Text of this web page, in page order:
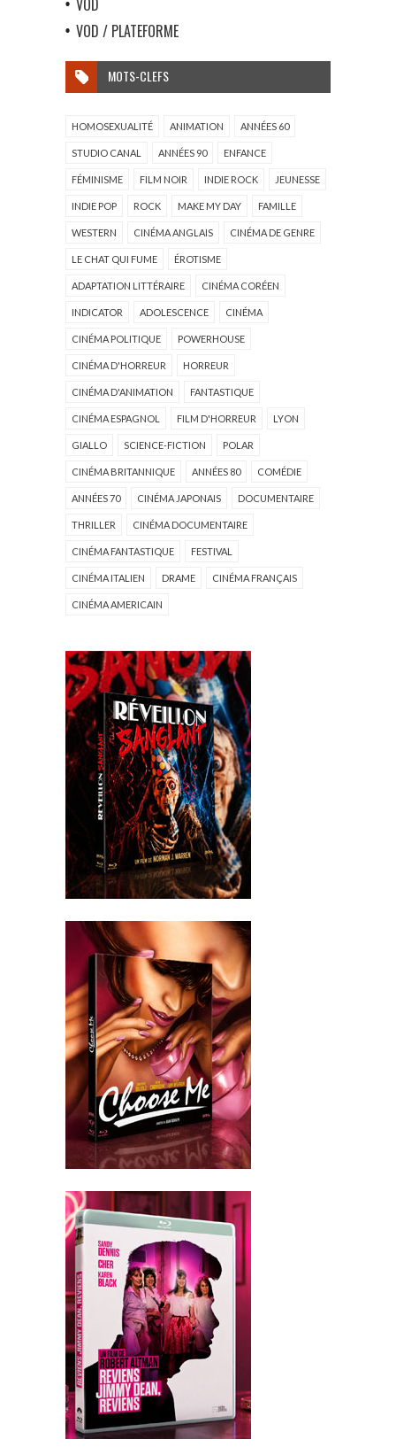
VOD
VOD / PLATEFORME
MOTS-CLEFS
HOMOSEXUALITÉ ANIMATION ANNÉES 60
STUDIO CANAL ANNÉES 90 ENFANCE
FÉMINISME FILM NOIR INDIE ROCK JEUNESSE
INDIE POP ROCK MAKE MY DAY FAMILLE
WESTERN CINÉMA ANGLAIS CINÉMA DE GENRE
LE CHAT QUI FUME ÉROTISME
ADAPTATION LITTÉRAIRE CINÉMA CORÉEN
INDICATOR ADOLESCENCE CINÉMA
CINÉMA POLITIQUE POWERHOUSE
CINÉMA D'HORREUR HORREUR
CINÉMA D'ANIMATION FANTASTIQUE
CINÉMA ESPAGNOL FILM D'HORREUR LYON
GIALLO SCIENCE-FICTION POLAR
CINÉMA BRITANNIQUE ANNÉES 80 COMÉDIE
ANNÉES 70 CINÉMA JAPONAIS DOCUMENTAIRE
THRILLER CINÉMA DOCUMENTAIRE
CINÉMA FANTASTIQUE FESTIVAL
CINÉMA ITALIEN DRAME CINÉMA FRANÇAIS
CINÉMA AMERICAIN